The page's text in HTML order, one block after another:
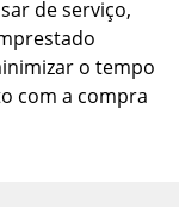
de serviço,
o tempo
com a compra